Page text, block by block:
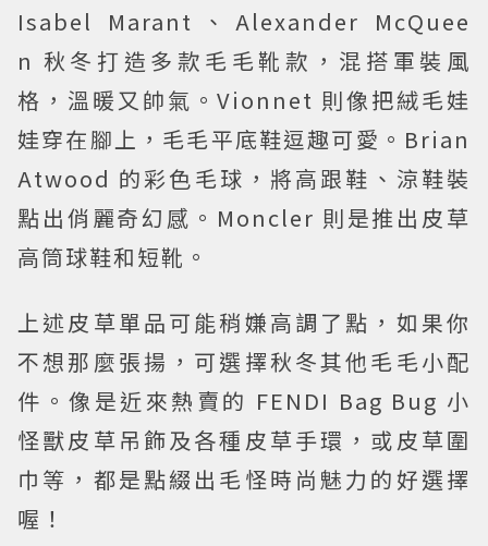
Isabel Marant、 Alexander McQuee
n 秋冬打造多款毛毛靴款，混搭軍裝風
格，溫暖又帥氣。Vionnet 則像把絨毛娃
娃穿在腳上，毛毛平底鞋逗趣可愛。Brian
Atwood 的彩色毛球，將高跟鞋、涼鞋裝
點出俏麗奇幻感。Moncler 則是推出皮草
高筒球鞋和短靴。
上述皮草單品可能稍嫌高調了點，如果你
不想那麼張揚，可選擇秋冬其他毛毛小配
件。像是近來熱賣的 FENDI Bag Bug 小
怪獸皮草吊飾及各種皮草手環，或皮草圍
巾等，都是點綴出毛怪時尚魅力的好選擇
喔！